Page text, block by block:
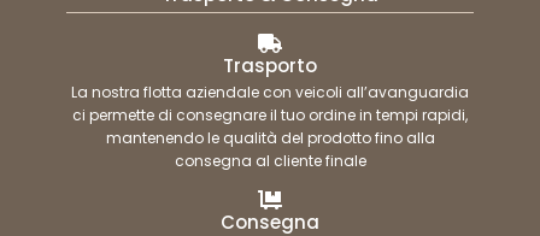
Trasporto
La nostra flotta aziendale con veicoli all’avanguardia
ci permette di consegnare il tuo ordine in tempi rapidi,
mantenendo le qualità del prodotto fino alla
consegna al cliente finale
Consegna